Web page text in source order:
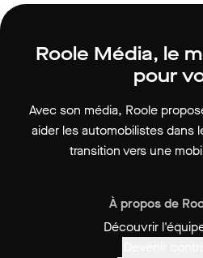
Roole Média, le
pour
Avec son média, Roole
aider les automobilistes dans
transition vers une
À propos de
Découvrir